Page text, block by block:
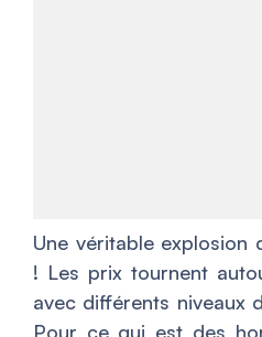
Une véritable explosion
! Les prix tournent
avec différents niveaux
Pour ce qui est des